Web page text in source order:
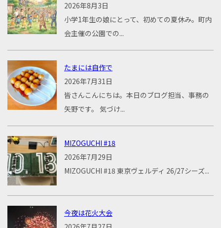
2026年8月3日
小学1年生の娘にとって、初めての夏休み。町内
会主催の公園での...
たまには自作で
2026年7月31日
皆さんこんにちは。本日のブログ担当、事務の
矢野です。 気づけ...
MIZOGUCHI #18
2026年7月29日
MIZOGUCHI #18 東京ヴェルディ 26/27シーズ...
今夜は花火大会